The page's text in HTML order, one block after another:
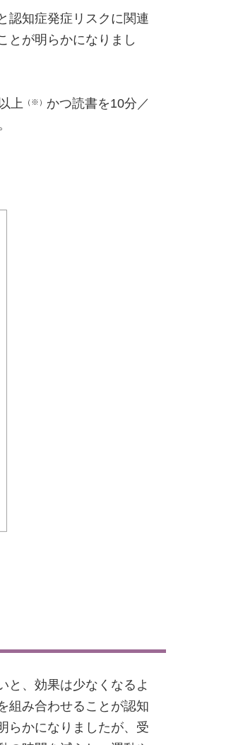
認知症発症リスクに関連
とが明らかになりまし
上 （※） かつ読書を10分／
と、効果は少なくなるよ
組み合わせることが認知
らかになりましたが、受